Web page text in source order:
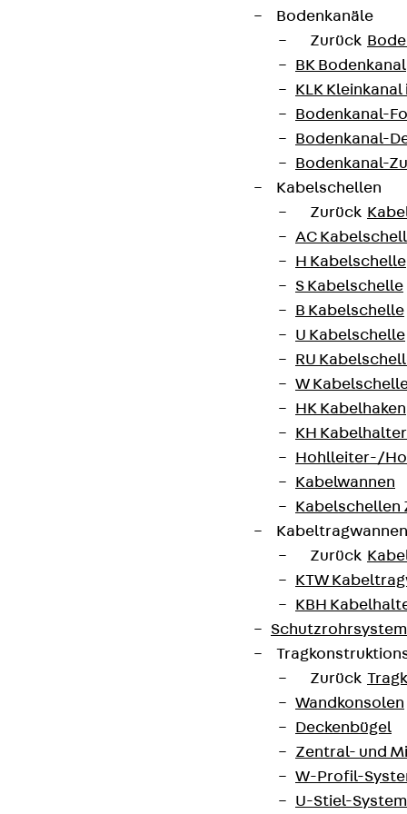
Bodenkanäle
Zurück
BK Bodenkanal
KLK
Bodenkanal-
Bodenkanal-
Bodenkanal-
Kabelschellen
Zurück
AC
H Kabelschelle
S Kabelschelle
B Kabelschelle
U Kabelschelle
RU
W
HK Kabelhaken
KH Kabelhalter
Hohlleiter-/
Kabelwannen
Kabelschellen
Zurück
KTW
KBH
Zurück
Wandkonsolen
Deckenbügel
Zentral- und
W-Profil-
U-Stiel-System
Partner von Anfang bis Zukunft.